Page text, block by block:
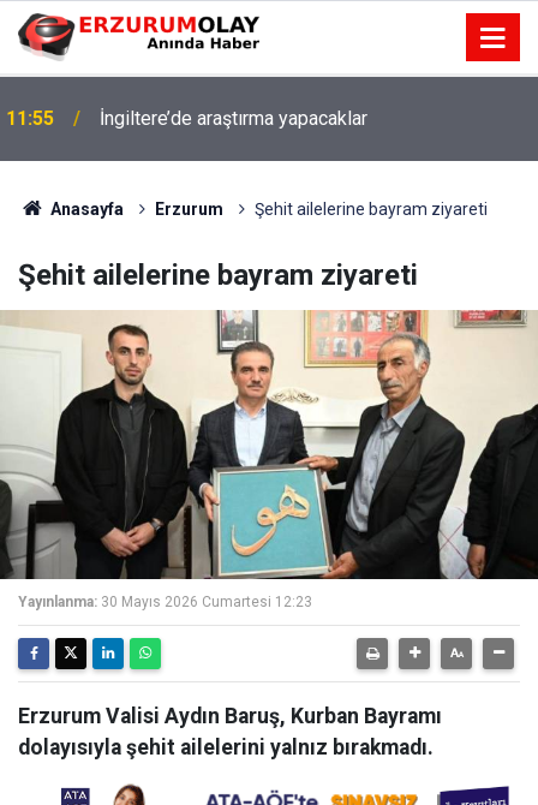
11:55 İngiltere’de araştırma yapacaklar
Anasayfa Erzurum Şehit ailelerine bayram ziyareti
Şehit ailelerine bayram ziyareti
Yayınlanma: 30 Mayıs 2026 Cumartesi 12:23
Erzurum Valisi Aydın Baruş, Kurban Bayramı
dolayısıyla şehit ailelerini yalnız bırakmadı.